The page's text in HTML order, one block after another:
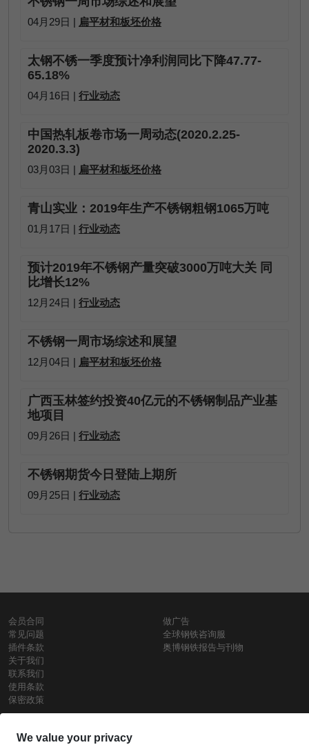
04月29日 | 扁平材和板坯价格
太钢不锈一季度预计净利润同比下降47.77-
65.18%
04月16日 | 行业动态
中国热轧板卷市场一周动态(2020.2.25-
2020.3.3)
03月03日 | 扁平材和板坯价格
青山实业：2019年生产不锈钢粗钢1065万吨
01月17日 | 行业动态
预计2019年不锈钢产量突破3000万吨大关 同
比增长12%
12月24日 | 行业动态
不锈钢一周市场综述和展望
12月04日 | 扁平材和板坯价格
广西玉林签约投资40亿元的不锈钢制品产业基
地项目
09月26日 | 行业动态
不锈钢期货今日登陆上期所
09月25日 | 行业动态
会员合同
常见问题
插件条款
关于我们
联系我们
使用条款
保密政策
做广告
全球钢铁咨询服
奥博钢铁报告与刊物
钢材价格